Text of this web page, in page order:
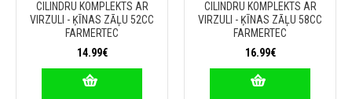
CILINDRU KOMPLEKTS AR
VIRZULI - ĶĪNAS ZĀĻU 52CC
FARMERTEC
14.99€
CILINDRU KOMPLEKTS AR
VIRZULI - ĶĪNAS ZĀĻU 58CC
FARMERTEC
16.99€